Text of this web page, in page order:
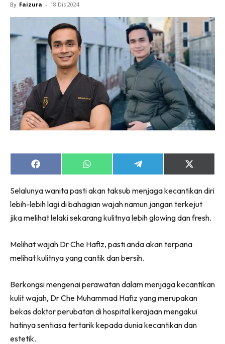
By Faizura - 18 Dis 2024
Share
on
Share
on
Share
on
Share
on
(Twitter)
Selalunya wanita pasti akan taksub menjaga kecantikan diri
lebih-lebih lagi di bahagian wajah namun jangan terkejut
jika melihat lelaki sekarang kulitnya lebih glowing dan fresh.
Melihat wajah Dr Che Hafiz, pasti anda akan terpana
melihat kulitnya yang cantik dan bersih.
Berkongsi mengenai perawatan dalam menjaga kecantikan
kulit wajah, Dr Che Muhammad Hafiz yang merupakan
bekas doktor perubatan di hospital kerajaan mengakui
hatinya sentiasa tertarik kepada dunia kecantikan dan
estetik.